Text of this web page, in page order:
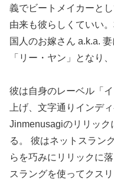
義でビートメイカーと
由来も彼らしくていい
国人のお嫁さん a.k.a.
「リー・ヤン」となり
彼は自身のレーベル「
上げ、文字通りインデ
Jinmenusagiのリリック
る。 彼はネットスラン
らを巧みにリリックに
スラングを使ってクス